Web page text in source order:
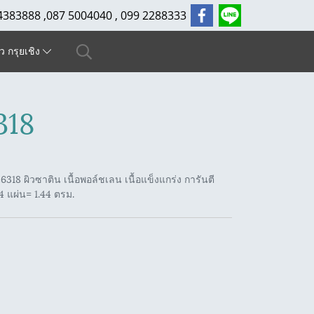
,087 5004040 , 099 2288333
กรุยเชิง
ผิวซาติน เนื้อพอล์ชเลน เนื้อแข็งแกร่ง การันตี
แผ่น= 1.44 ตรม.